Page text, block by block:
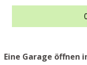
Eine Garage öffnen